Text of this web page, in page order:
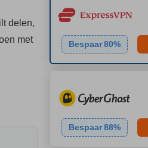
delen,
met
Bespaar80%
Bespaar88%